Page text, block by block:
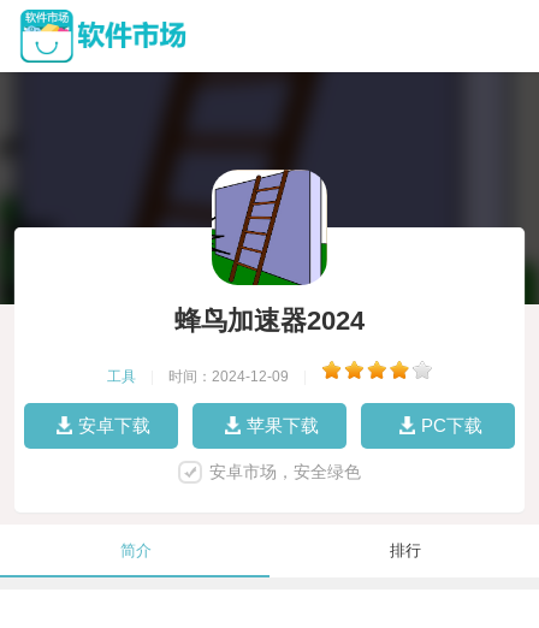
蜂鸟加速器2024
工具 时间：2024-12-09
安卓下载 苹果下载 PC下载
安卓市场，安全绿色
简介 排行